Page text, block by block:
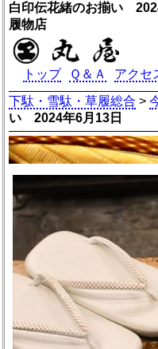
白印伝花緒のお揃い
履物店
トップ Ｑ＆Ａ アクセ
下駄・雪駄・草履総合 >
い 2024年6月13日